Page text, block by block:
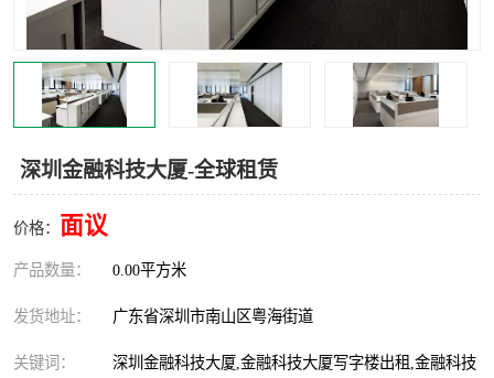
深圳金融科技大厦-全球租赁
价格： 面议
产品数量： 0.00平方米
发货地址： 广东省深圳市南山区粤海街道
关键词：
深圳金融科技大厦,金融科技大厦写字楼出租,金融科技
宝安区
兴东
车公庙
中心区 华强北
南山区 西丽